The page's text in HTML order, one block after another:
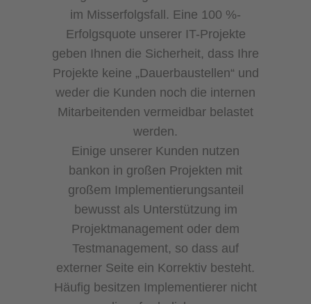
im Misserfolgsfall. Eine 100 %-
Erfolgsquote unserer IT-Projekte
geben Ihnen die Sicherheit, dass Ihre
Projekte keine „Dauerbaustellen“ und
weder die Kunden noch die internen
Mitarbeitenden vermeidbar belastet
werden.
Einige unserer Kunden nutzen
bankon in großen Projekten mit
großem Implementierungsanteil
bewusst als Unterstützung im
Projektmanagement oder dem
Testmanagement, so dass auf
externer Seite ein Korrektiv besteht.
Häufig besitzen Implementierer nicht